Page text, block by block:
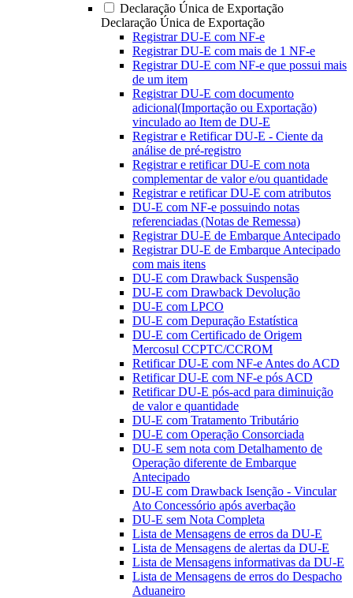
Declaração Única de Exportação
Declaração Única de Exportação
Registrar DU-E com NF-e
Registrar DU-E com mais de 1 NF-e
Registrar DU-E com NF-e que possui mais
de um item
Registrar DU-E com documento
adicional(Importação ou Exportação)
vinculado ao Item de DU-E
Registrar e Retificar DU-E - Ciente da
análise de pré-registro
Registrar e retificar DU-E com nota
complementar de valor e/ou quantidade
Registrar e retificar DU-E com atributos
DU-E com NF-e possuindo notas
referenciadas (Notas de Remessa)
Registrar DU-E de Embarque Antecipado
Registrar DU-E de Embarque Antecipado
com mais itens
DU-E com Drawback Suspensão
DU-E com Drawback Devolução
DU-E com LPCO
DU-E com Depuração Estatística
DU-E com Certificado de Origem
Mercosul CCPTC/CCROM
Retificar DU-E com NF-e Antes do ACD
Retificar DU-E com NF-e pós ACD
Retificar DU-E pós-acd para diminuição
de valor e quantidade
DU-E com Tratamento Tributário
DU-E com Operação Consorciada
DU-E sem nota com Detalhamento de
Operação diferente de Embarque
Antecipado
DU-E com Drawback Isenção - Vincular
Ato Concessório após averbação
DU-E sem Nota Completa
Lista de Mensagens de erros da DU-E
Lista de Mensagens de alertas da DU-E
Lista de Mensagens informativas da DU-E
Lista de Mensagens de erros do Despacho
Aduaneiro